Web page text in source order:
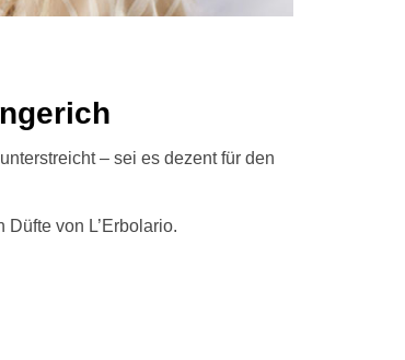
– sei es dezent für den
von L’Erbolario.